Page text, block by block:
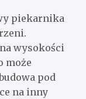
piekarnika
wysokości
może
pod
na inny